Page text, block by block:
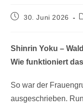
Beitrag30. Juni 2026
Shinrin Yoku –
Wie funktioniert
So war der
ausgeschrieben.